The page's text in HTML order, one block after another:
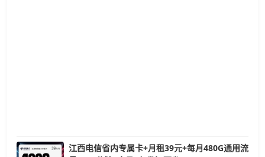
江西电信省内专属卡+月租39元+每月480G通用流